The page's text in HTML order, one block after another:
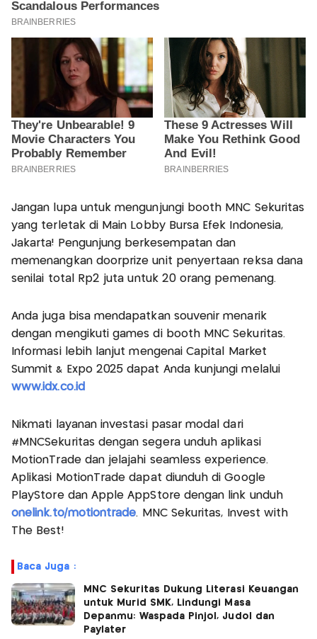
Jangan lupa untuk mengunjungi booth MNC Sekuritas
yang terletak di Main Lobby Bursa Efek Indonesia,
Jakarta! Pengunjung berkesempatan dan
memenangkan doorprize unit penyertaan reksa dana
senilai total Rp2 juta untuk 20 orang pemenang.
Anda juga bisa mendapatkan souvenir menarik
dengan mengikuti games di booth MNC Sekuritas.
Informasi lebih lanjut mengenai Capital Market
Summit & Expo 2025 dapat Anda kunjungi melalui
www.idx.co.id
Nikmati layanan investasi pasar modal dari
#MNCSekuritas dengan segera unduh aplikasi
MotionTrade dan jelajahi seamless experience.
Aplikasi MotionTrade dapat diunduh di Google
PlayStore dan Apple AppStore dengan link unduh
onelink.to/motiontrade. MNC Sekuritas, Invest with
The Best!
Baca Juga :
MNC Sekuritas Dukung Literasi Keuangan
untuk Murid SMK, Lindungi Masa
Depanmu: Waspada Pinjol, Judol dan
Paylater